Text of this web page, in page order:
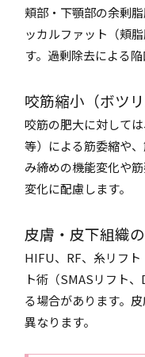
頬部・下顎部の余剰
ッカルファット（頬
す。過剰除去による
咬筋縮小（ボツ
咬筋の肥大に対して
等）による筋委縮や
み締めの機能変化や
変化に配慮します。
皮膚・皮下組織
HIFU、RF、糸リフト
ト術（SMASリフト
る場合があります。
異なります。